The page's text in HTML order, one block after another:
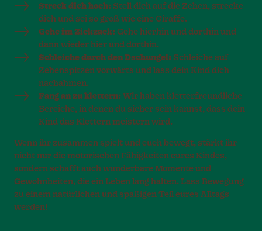
Streck dich hoch: Stell dich auf die Zehen, strecke
dich und sei so groß wie eine Giraffe.
Gehe im Zickzack: Gehe hierhin und dorthin und
dann wieder hier und dorthin.
Schleiche durch den Dschungel: Schleiche auf
Zehenspitzen vorwärts und lass dein Kind dich
nachahmen.
Fang an zu klettern: Wir haben kletterfreundliche
Bereiche, in denen du sicher sein kannst, dass dein
Kind das Klettern meistern wird.
Wenn ihr zusammen spielt und euch bewegt, stärkt ihr
nicht nur die motorischen Fähigkeiten eures Kindes,
sondern schafft auch wunderbare Momente und
Gewohnheiten, die ein Leben lang halten. Lass Bewegung
zu einem natürlichen und spaßigen Teil eures Alltags
werden!